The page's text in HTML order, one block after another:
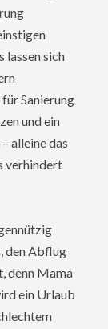
sich
Sanierung
und ein
alleine das
verhindert
den Abflug
denn Mama
ein Urlaub